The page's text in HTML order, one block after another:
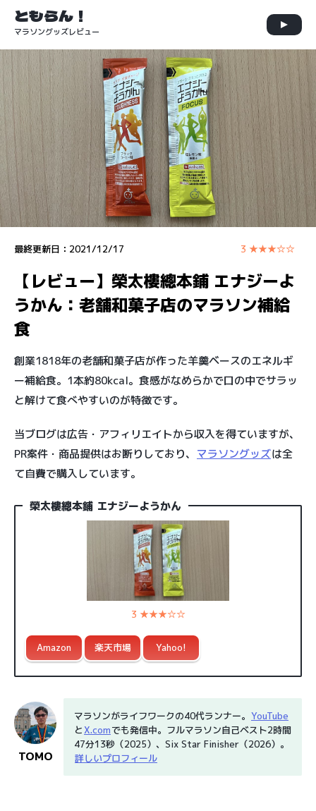
ともらん！
マラソングッズレビュー
最終更新日： 2021/12/17 3 ★★★☆☆
【レビュー】榮太樓總本鋪 エナジーよ
うかん：老舗和菓子店のマラソン補給
食
創業1818年の老舗和菓子店が作った羊羹ベースのエネルギ
ー補給食。1本約80kcal。食感がなめらかで口の中でサラッ
と解けて食べやすいのが特徴です。
当ブログは広告・アフィリエイトから収入を得ていますが、
PR案件・商品提供はお断りしており、 マラソングッズは全
て自費で購入しています。
榮太樓總本鋪 エナジーようかん
3 ★★★☆☆
Amazon 楽天市場 Yahoo!
マラソンがライフワークの40代ランナー。 YouTube
とX.comでも発信中。フルマラソン自己ベスト2時間
47分13秒（2025）、Six Star Finisher（2026）。
詳しいプロフィール
TOMO